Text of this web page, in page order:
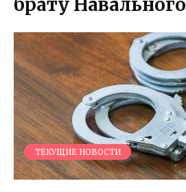
ТЕКУЩИЕ НОВОСТИ